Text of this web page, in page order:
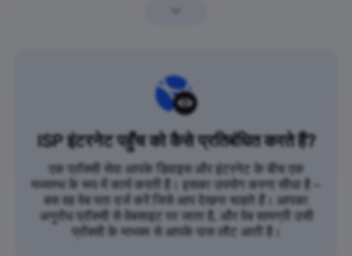
ISP इंटरनेट पहुँच को कैसे प्रतिबंधित करते हैं?
एक प्रॉक्सी सेवा आपके डिवाइस और इंटरनेट के बीच एक
मध्यस्थ के रूप में कार्य करती है। इसका उपयोग करना सीधा है –
बस वह वेब पता दर्ज करें जिसे आप देखना चाहते हैं। आपका
अनुरोध प्रॉक्सी से वेबसाइट पर जाता है, और वेब सामग्री उसी
प्रॉक्सी के माध्यम से आपके पास लौट आती है।